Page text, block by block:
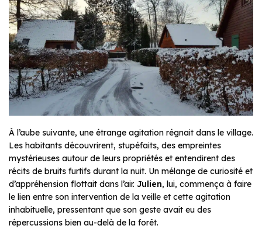
À l’aube suivante, une étrange agitation régnait dans le village.
Les habitants découvrirent, stupéfaits, des empreintes
mystérieuses autour de leurs propriétés et entendirent des
récits de bruits furtifs durant la nuit. Un mélange de curiosité et
d’appréhension flottait dans l’air. Julien, lui, commença à faire
le lien entre son intervention de la veille et cette agitation
inhabituelle, pressentant que son geste avait eu des
répercussions bien au-delà de la forêt.